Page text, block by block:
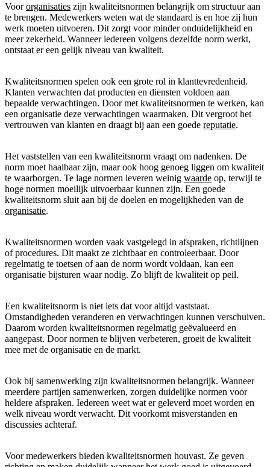
Voororganisaties zijn kwaliteitsnormen belangrijk om structuur aan
te brengen. Medewerkers weten wat de standaard is en hoe zij hun
werk moeten uitvoeren. Dit zorgt voor minder onduidelijkheid en
meer zekerheid. Wanneer iedereen volgens dezelfde norm werkt,
ontstaat er een gelijk niveau van kwaliteit.
Kwaliteitsnormen spelen ook een grote rol in klanttevredenheid.
Klanten verwachten dat producten en diensten voldoen aan
bepaalde verwachtingen. Door met kwaliteitsnormen te werken, kan
een organisatie deze verwachtingen waarmaken. Dit vergroot het
vertrouwen van klanten en draagt bij aan een goede reputatie.
Het vaststellen van een kwaliteitsnorm vraagt om nadenken. De
norm moet haalbaar zijn, maar ook hoog genoeg liggen om kwaliteit
te waarborgen. Te lage normen leveren weinig waarde op, terwijl te
hoge normen moeilijk uitvoerbaar kunnen zijn. Een goede
kwaliteitsnorm sluit aan bij de doelen en mogelijkheden van de
organisatie.
Kwaliteitsnormen worden vaak vastgelegd in afspraken, richtlijnen
of procedures. Dit maakt ze zichtbaar en controleerbaar. Door
regelmatig te toetsen of aan de norm wordt voldaan, kan een
organisatie bijsturen waar nodig. Zo blijft de kwaliteit op peil.
Een kwaliteitsnorm is niet iets dat voor altijd vaststaat.
Omstandigheden veranderen en verwachtingen kunnen verschuiven.
Daarom worden kwaliteitsnormen regelmatig geëvalueerd en
aangepast. Door normen te blijven verbeteren, groeit de kwaliteit
mee met de organisatie en de markt.
Ook bij samenwerking zijn kwaliteitsnormen belangrijk. Wanneer
meerdere partijen samenwerken, zorgen duidelijke normen voor
heldere afspraken. Iedereen weet wat er geleverd moet worden en
welk niveau wordt verwacht. Dit voorkomt misverstanden en
discussies achteraf.
Voor medewerkers bieden kwaliteitsnormen houvast. Ze geven